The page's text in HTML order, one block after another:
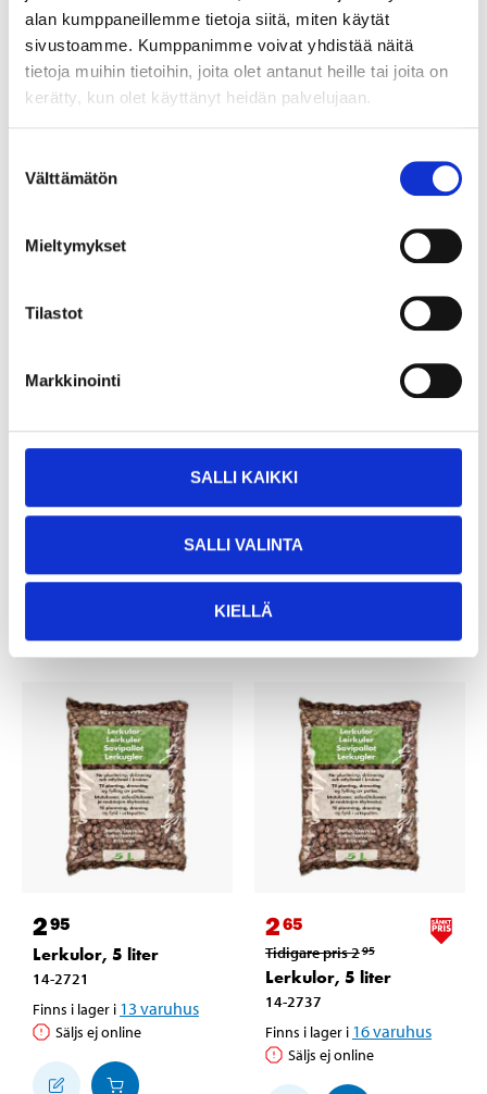
alan kumppaneillemme tietoja siitä, miten käytät
sivustoamme. Kumppanimme voivat yhdistää näitä
tietoja muihin tietoihin, joita olet antanut heille tai joita on
kerätty, kun olet käyttänyt heidän palvelujaan.
valinta
Välttämätön
Mieltymykset
Tilastot
Markkinointi
SALLI KAIKKI
SALLI VALINTA
KIELLÄ
14-2846
Finns i lager i20 varuhus
Säljs ej online
14-2720
Finns i lager i 25 varuhus
Säljs ej online
2 1
Planteringsjord, 20 L
Säljs ej online
295
Lerkulor, 5 liter
14-2721
Finns i lager i 13 varuhus
Säljs ej online
265
Tidigare pris295
Lerkulor, 5 liter
14-2737
Finns i lager i 16varuhus
Säljs ej online